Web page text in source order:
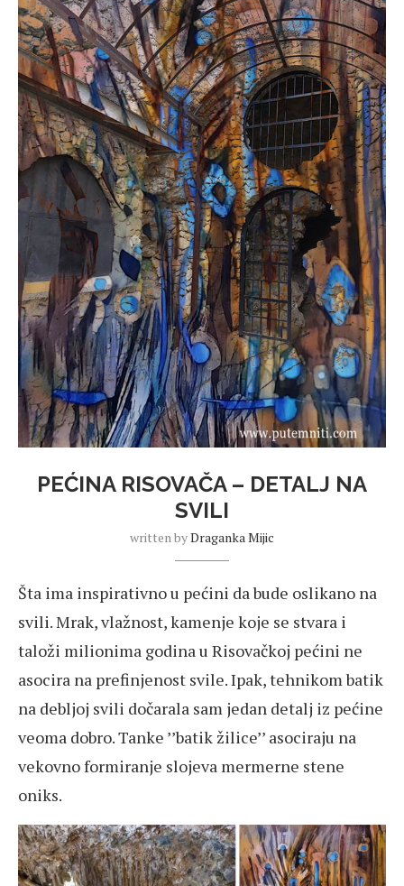
PEĆINA RISOVAČA – DETALJ NA
SVILI
written byDraganka Mijic
Šta ima inspirativno u pećini da bude oslikano na
svili. Mrak, vlažnost, kamenje koje se stvara i
taloži milionima godina u Risovačkoj pećini ne
asocira na prefinjenost svile. Ipak, tehnikom batik
na debljoj svili dočarala sam jedan detalj iz pećine
veoma dobro. Tanke ’’batik žilice’’ asociraju na
vekovno formiranje slojeva mermerne stene
oniks.